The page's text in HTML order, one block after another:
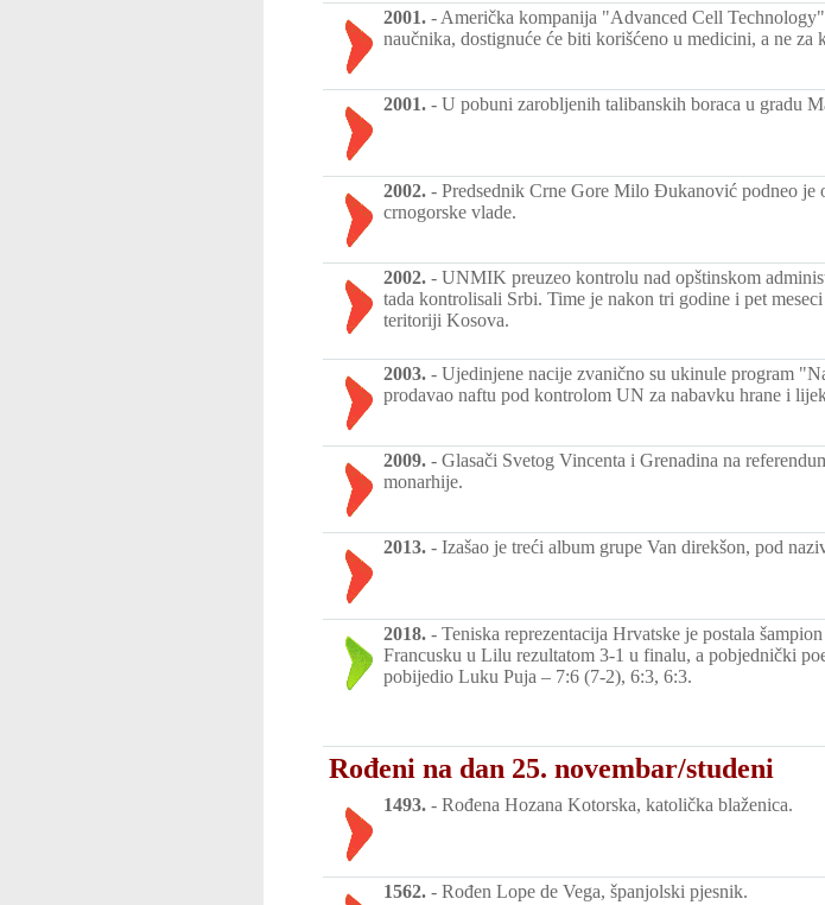
2001. - Američka kompanija "Advanced Cell
naučnika, dostignuće će biti korišćeno u medicini, a ne za
2001. - U pobuni zarobljenih talibanskih boraca u gradu
2002. - Predsednik Crne Gore Milo Đukanović podneo je
crnogorske vlade.
2002. - UNMIK preuzeo kontrolu nad opštinskom
tada kontrolisali Srbi. Time je nakon tri godine i pet
teritoriji Kosova.
2003. - Ujedinjene nacije zvanično su ukinule program
prodavao naftu pod kontrolom UN za nabavku hrane i
2009. - Glasači Svetog Vincenta i Grenadina na
monarhije.
2013. - Izašao je treći album grupe Van direkšon, pod
2018. - Teniska reprezentacija Hrvatske je postala
Francusku u Lilu rezultatom 3-1 u finalu, a pobjednički
pobijedio Luku Puja – 7:6 (7-2), 6:3, 6:3.
Rođeni na dan 25. novembar/studeni
1493. - Rođena Hozana Kotorska, katolička blaženica.
1562. - Rođen Lope de Vega, španjolski pjesnik.